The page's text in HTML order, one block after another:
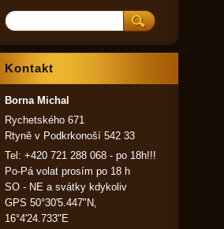
Kontakt
Borna Michal
Rychetského 671
Rtyně v Podkrkonoší 542 33
Tel: +420 721 288 068 - po 18h!!!
Po-Pá volat prosím po 18 h
SO - NE a svátky kdykoliv
GPS 50°30'5.447"N,
16°4'24.733"E